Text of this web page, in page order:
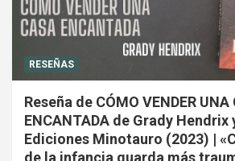
RESEÑAS
Reseña de CÓMO VENDER UNA
ENCANTADA de Grady
Ediciones Minotauro (2023) |
de la infancia guarda más